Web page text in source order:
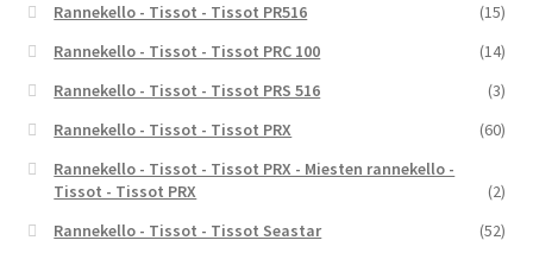
Rannekello - Tissot - Tissot PR516
(15)
Rannekello - Tissot - Tissot PRC 100
(14)
Rannekello - Tissot - Tissot PRS 516
(3)
Rannekello - Tissot - Tissot PRX
(60)
Rannekello - Tissot - Tissot PRX - Miesten rannekello -
Tissot - Tissot PRX
(2)
Rannekello - Tissot - Tissot Seastar
(52)